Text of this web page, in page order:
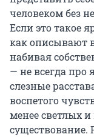
человеком без
Если это такое
как описывают
набивая
— не всегда про
слезные
воспетого
менее светлых
существование.